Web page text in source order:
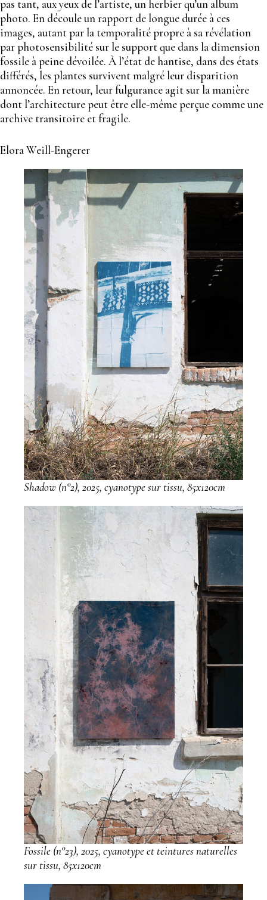
pas tant, aux yeux de l’artiste, un herbier qu’un album
photo. En découle un rapport de longue durée à ces
images, autant par la temporalité propre à sa révélation
par photosensibilité sur le support que dans la dimension
fossile à peine dévoilée. À l’état de hantise, dans des états
différés, les plantes survivent malgré leur disparition
annoncée. En retour, leur fulgurance agit sur la manière
dont l’architecture peut être elle-même perçue comme une
archive transitoire et fragile.
Elora Weill-Engerer
Shadow (n°2), 2025, cyanotype sur tissu, 85x120cm
Fossile (n°23), 2025, cyanotype et teintures naturelles
sur tissu, 85x120cm